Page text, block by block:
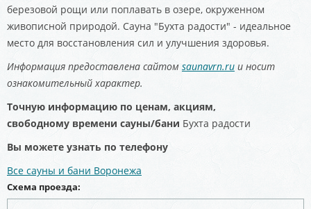
березовой рощи или поплавать в озере, окруженном
живописной природой. Сауна "Бухта радости" - идеальное
место для восстановления сил и улучшения здоровья.
Информация предоставлена сайтом saunavrn.ru и носит
ознакомительный характер.
Точную информацию по ценам, акциям,
свободному времени сауны/бани Бухта радости
Вы можете узнать по телефону
Все сауны и бани Воронежа
Схема проезда: